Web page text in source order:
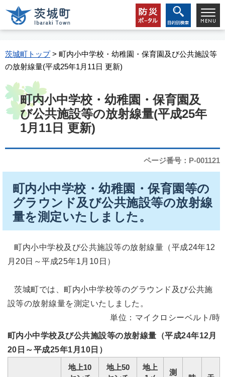
茨城町トップ> 町内小中学校・幼稚園・保育園及び公共施設等
の放射線量(平成25年1月11日 更新)
町内小中学校・幼稚園・保育園及
び公共施設等の放射線量(平成25年
1月11日 更新)
ページ番号：P-001121
町内小中学校・幼稚園・保育園等の
グラウンド及び公共施設等の放射線
量を測定いたしました。
町内小中学校及び公共施設等の放射線量（平成24年12
月20日～平成25年1月10日）
茨城町では、町内小中学校等のグラウンド及び公共施
設等の放射線量を測定いたしました。
単位：マイクロシーベルト/時
町内小中学校及び公共施設等の放射線量（平成24年12月
20日～平成25年1月10日）
地上10
地上50
地上
測